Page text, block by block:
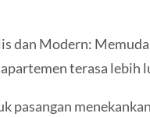
dan Modern:
terasa lebih
pasangan